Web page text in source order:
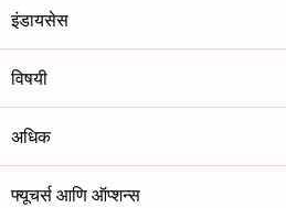
इंडायसेस
विषयी
अधिक
फ्यूचर्स आणि ऑप्शन्स